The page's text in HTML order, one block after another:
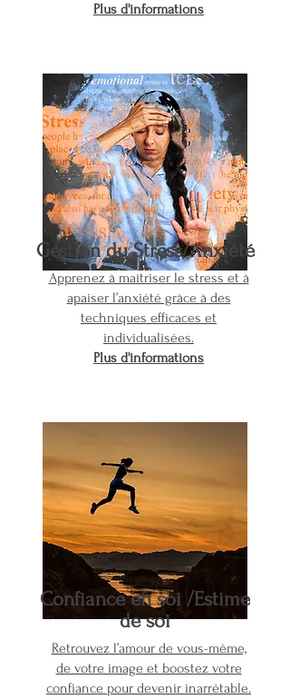
Plus d'informations
Gestion du Stress/Anxiété
Apprenez à maîtriser le stress et à
apaiser l’anxiété grâce à des
techniques efficaces et
individualisées.
Plus d'informations
Confiance ensoi /Estime
de soi
Retrouvez l’amour de vous-même,
de votre image et boostez votre
confiance pour devenir inarrêtable.